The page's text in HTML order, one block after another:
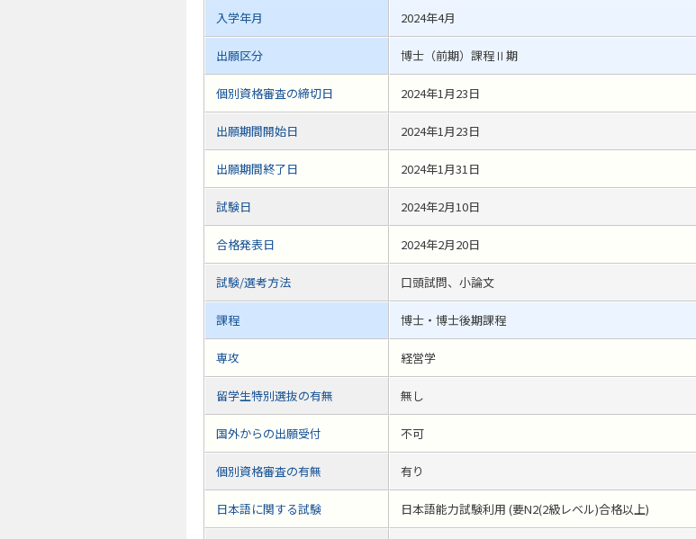
入学年月 2024年4月
出願区分 博士（前期）課程Ⅱ期
個別資格審査の締切日 2024年1月23日
出願期間開始日 2024年1月23日
出願期間終了日 2024年1月31日
試験日 2024年2月10日
合格発表日 2024年2月20日
試験/選考方法 口頭試問、小論文
課程 博士・博士後期課程
専攻 経営学
留学生特別選抜の有無 無し
国外からの出願受付 不可
個別資格審査の有無 有り
日本語に関する試験 日本語能力試験利用 (要N2(2級レベル)合格以上)